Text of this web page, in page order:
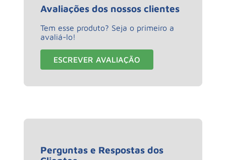
Avaliações dos nossos clientes
Tem esse produto? Seja o primeiro a
avaliá-lo!
ESCREVER AVALIAÇÃO
Perguntas e Respostas dos